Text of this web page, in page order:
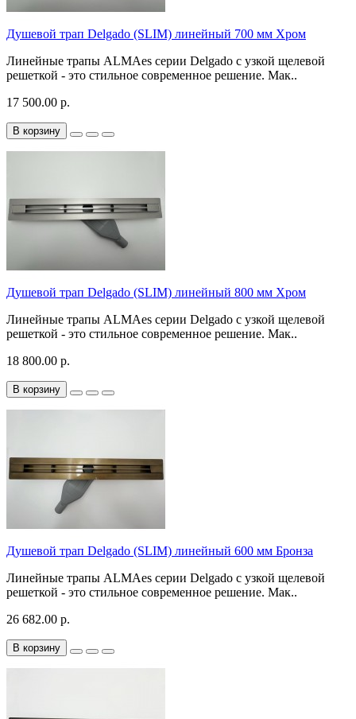
Душевой трап Delgado (SLIM) линейный 700 мм Хром
Линейные трапы ALMAes серии Delgado с узкой щелевой
решеткой - это стильное современное решение. Мак..
17 500.00 р.
В корзину
Душевой трап Delgado (SLIM) линейный 800 мм Хром
Линейные трапы ALMAes серии Delgado с узкой щелевой
решеткой - это стильное современное решение. Мак..
18 800.00 р.
В корзину
Душевой трап Delgado (SLIM) линейный 600 мм Бронза
Линейные трапы ALMAes серии Delgado с узкой щелевой
решеткой - это стильное современное решение. Мак..
26 682.00 р.
В корзину